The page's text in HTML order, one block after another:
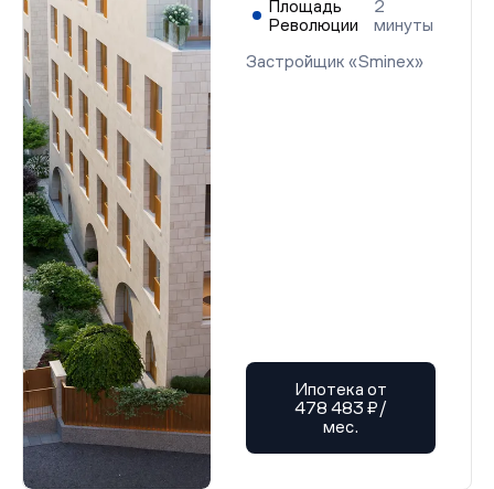
Площадь
Революции
2
минуты
Застройщик «Sminex»
Ипотека от
478 483 ₽/
мес.